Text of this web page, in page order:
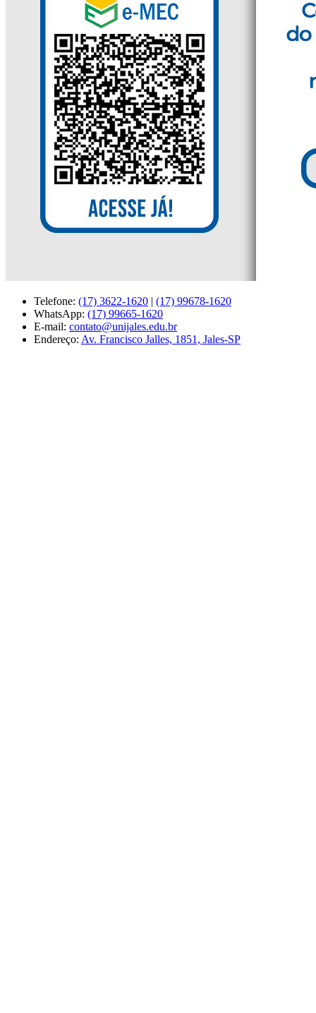
Telefone: (17) 3622-1620 | (17) 99678-1620
WhatsApp: (17) 99665-1620
E-mail: contato@unijales.edu.br
Endereço: Av. Francisco Jalles, 1851, Jales-SP